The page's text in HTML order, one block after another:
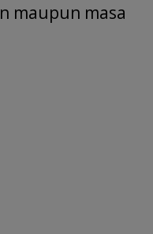
maupun masa